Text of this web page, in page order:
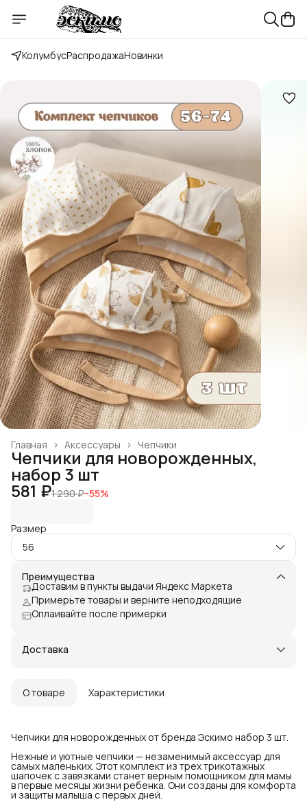
КолумбусРаспродажаНовинки
Чепчики
Аксессуары ›
Главная ›
Чепчики для новорожденных,
набор 3 шт
581 ₽1 290 ₽−55%
Размер
56
Преимущества
Доставим в пункты выдачи Яндекс Маркета
Примерьте товары и верните неподходящие
Оплаивайте после примерки
Доставка
О товаре Характеристики
Чепчики для новорожденных от бренда Эскимо набор 3 шт.
Нежные и уютные чепчики — незаменимый аксессуар для
самых маленьких. Этот комплект из трех трикотажных
шапочек с завязками станет верным помощником для мамы
в первые месяцы жизни ребенка. Они созданы для комфорта
и защиты малыша с первых дней.